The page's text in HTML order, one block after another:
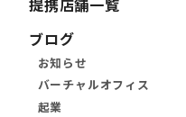
提携店舗一覧
ブログ
お知らせ
バーチャルオフィス
起業